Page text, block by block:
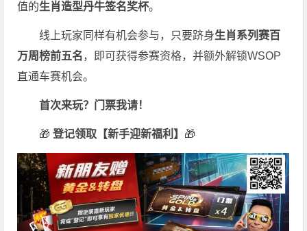
值的生肖造型丹牛签名奖杯。
线上玩家同样有机会参与，只要跻身生肖系列赛百
万周榜前五名，即可获得参赛资格，并额外解锁WSOP
直通车赛机会。
首次来玩？门票我请！
🎁 登记领取【新手迎新福利】 🎁